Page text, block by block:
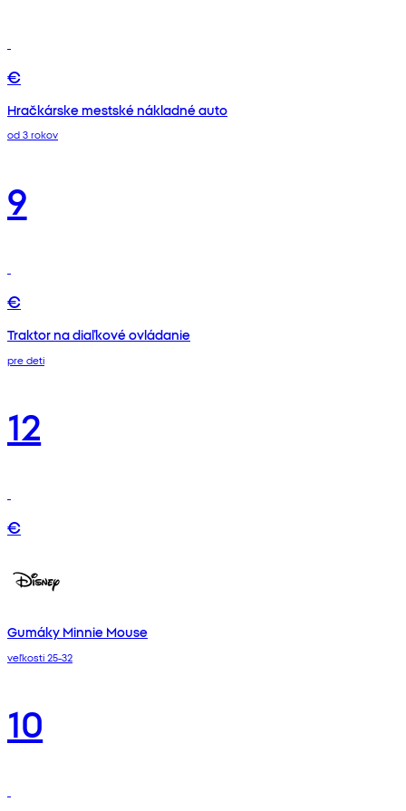
€
Hračkárske mestské nákladné auto
od 3 rokov
9
€
Traktor na diaľkové ovládanie
pre deti
12
€
Gumáky Minnie Mouse
veľkosti 25-32
10